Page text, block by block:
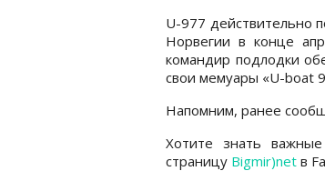
U-977 действительно
Норвегии в конце
командир подлодки
свои мемуары «U-boat
Напомним, ранее
Хотите знать
страницу Bigmir)net в